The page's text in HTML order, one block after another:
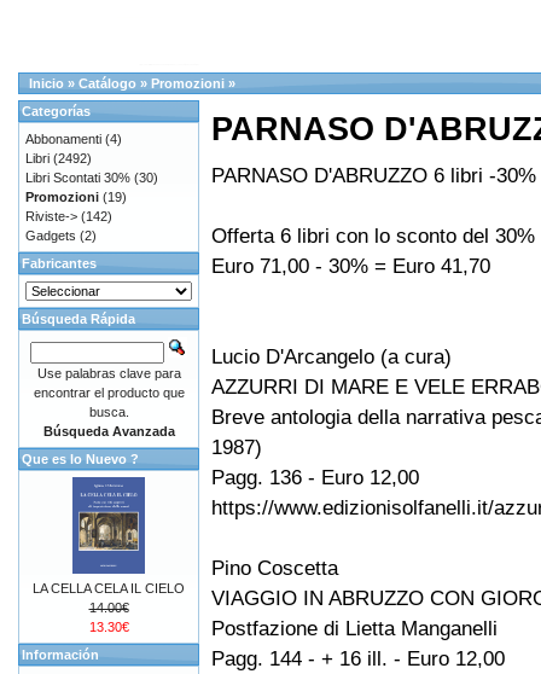
Inicio » Catálogo » Promozioni »
PARNASO
PARNASO D'ABRUZZO 6 libri -30%
Offerta 6 libri con lo sconto del 30%
Euro 71,00 - 30% = Euro 41,70
Lucio D'Arcangelo (a cura)
AZZURRI DI MARE E VELE
Breve antologia della narrativa
1987)
Pagg. 136 - Euro 12,00
https://www.edizionisolfanelli.it/
Pino Coscetta
VIAGGIO IN ABRUZZO CON
Postfazione di Lietta Manganelli
Pagg. 144 - + 16 ill. - Euro 12,00
Categorías
Abbonamenti (4)
Libri (2492)
Libri Scontati 30% (30)
Promozioni (19)
Riviste-> (142)
Gadgets (2)
Fabricantes
Búsqueda Rápida
Use palabras clave para
encontrar el producto que
busca.
Búsqueda Avanzada
Que es lo Nuevo ?
LA CELLA CELA IL CIELO
14.00€
13.30€
Información